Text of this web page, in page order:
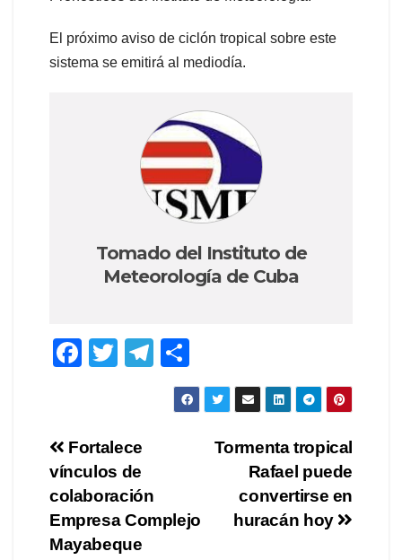
El próximo aviso de ciclón tropical sobre este
sistema se emitirá al mediodía.
Tomado del Instituto de
Meteorología de Cuba
F
e
b
o
o
k
T
er
T
el h
ar
Post
navigation
Tormenta tropical
Rafael puede
convertirse en
huracán hoy
Fortalece
vínculos de
colaboración
Empresa Complejo
Mayabeque